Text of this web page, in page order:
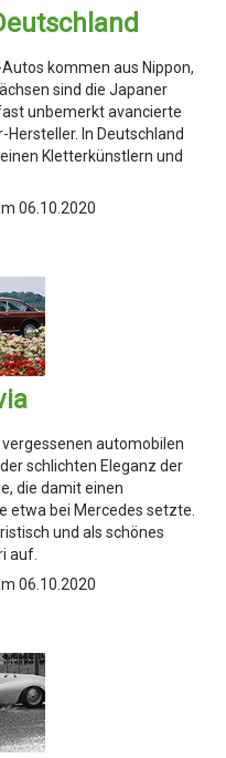
kommen aus Nippon,
sind die Japaner
unbemerkt avancierte
In Deutschland
Kletterkünstlern und
06.10.2020
automobilen
schlichten Eleganz der
die damit einen
etwa bei Mercedes setzte.
und als schönes
auf.
06.10.2020